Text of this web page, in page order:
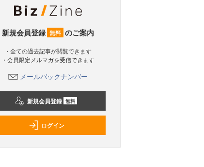
新規会員登録 無料 のご案内
・全ての過去記事が閲覧できます
・会員限定メルマガを受信できます
メールバックナンバー
新規会員登録 無料
ログイン